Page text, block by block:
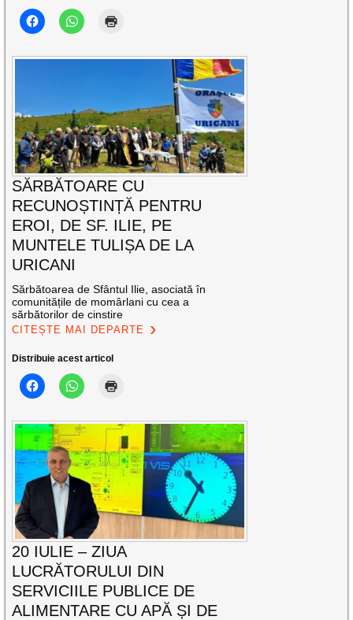
SĂRBĂTOARE CU
RECUNOȘTINȚĂ PENTRU
EROI, DE SF. ILIE, PE
MUNTELE TULIȘA DE LA
URICANI
Sărbătoarea de Sfântul Ilie, asociată în
comunitățile de momârlani cu cea a
sărbătorilor de cinstire
CITEȘTE MAI DEPARTE
Distribuie acest articol
20 IULIE – ZIUA
LUCRĂTORULUI DIN
SERVICIILE PUBLICE DE
ALIMENTARE CU APĂ ȘI DE